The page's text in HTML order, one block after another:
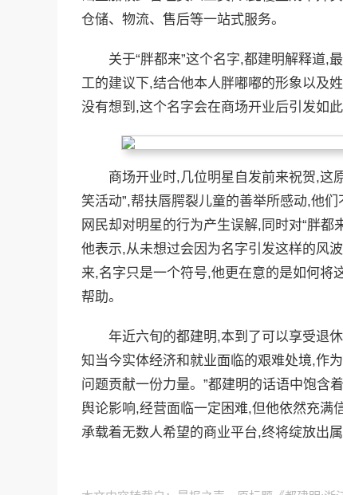
仓储、物流、售后等一站式服务。
关于“胖都来”这个名字,都建明解释道,
工的建议下,结合他本人胖嘟嘟的形象以及
没有想到,这个名字会在商场开业后引发如此
商场开业时,几位明星自发前来祝贺,这
笑活动”,帮扶唇腭裂儿童的善举所感动,他
网民却对明星的行为产生误解,同时对“胖都
他表示,从未想过会因为名字引发这样的风
来,名字只是一个符号,他更在意的是如何将
帮助。
年近六旬的都建明,本到了可以享受退
知当今实体经济和就业面临的艰难处境,作
问题贡献一份力量。”都建明的话语中饱含
舆论影响,经营面临一定困难,但他依然充满
承载着无数人希望的商业平台,终将绽放出属